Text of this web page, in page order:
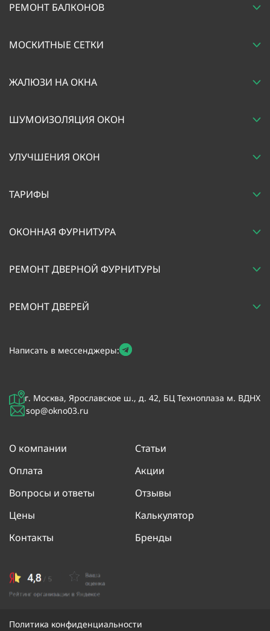
г. Москва, Ярославское ш., д. 42, БЦ Техноплаза м. ВДНХ
sop@okno03.ru
О компании
Статьи
Оплата
Акции
Вопросы и ответы
Отзывы
Цены
Калькулятор
Контакты
Бренды
Написать в мессенджеры:
РЕМОНТ БАЛКОНОВ
МОСКИТНЫЕ СЕТКИ
ЖАЛЮЗИ НА ОКНА
ШУМОИЗОЛЯЦИЯ ОКОН
УЛУЧШЕНИЯ ОКОН
ТАРИФЫ
ОКОННАЯ ФУРНИТУРА
РЕМОНТ ДВЕРНОЙ ФУРНИТУРЫ
РЕМОНТ ДВЕРЕЙ
Политика конфиденциальности